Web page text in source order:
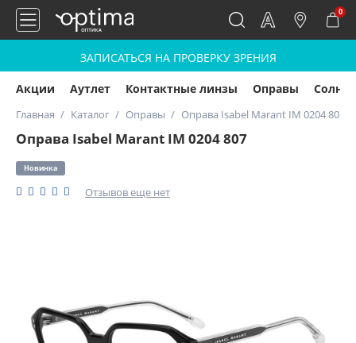
0
ЗАПИСАТЬСЯ НА ПРОВЕРКУ ЗРЕНИЯ
Акции Аутлет Контактные линзы Оправы
Главная Каталог Оправы Оправа Isabel Marant IM 0204 807
Оправа Isabel Marant IM 0204 807
Новинка
Отзывов еще нет